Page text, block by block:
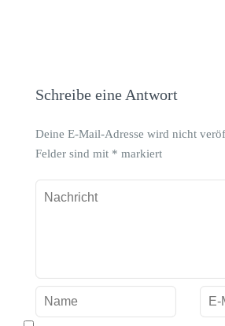
Schreibe eine Antwort
Deine E-Mail-Adresse wird nicht
Felder sind mit * markiert